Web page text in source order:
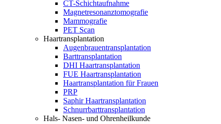
CT-Schichtaufnahme
Magnetresonanztomografie
Mammografie
PET Scan
Haartransplantation
Augenbrauentransplantation
Barttransplantation
DHI Haartransplantation
FUE Haartransplantation
Haartransplantation für Frauen
PRP
Saphir Haartransplantation
Schnurrbarttransplantation
Hals- Nasen- und Ohrenheilkunde